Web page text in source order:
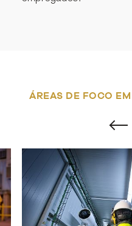
ÁREAS DE FOCO
Change to previous slide